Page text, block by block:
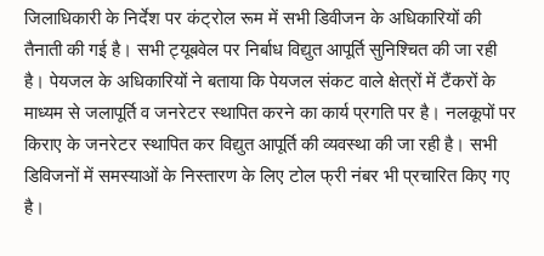
जिलाधिकारी के निर्देश पर कंट्रोल रूम में सभी डिवीजन के अधिकारियों की
तैनाती की गई है। सभी ट्यूबवेल पर निर्बाध विद्युत आपूर्ति सुनिश्चित की जा रही
है। पेयजल के अधिकारियों ने बताया कि पेयजल संकट वाले क्षेत्रों में टैंकरों के
माध्यम से जलापूर्ति व जनरेटर स्थापित करने का कार्य प्रगति पर है। नलकूपों पर
किराए के जनरेटर स्थापित कर विद्युत आपूर्ति की व्यवस्था की जा रही है। सभी
डिविजनों में समस्याओं के निस्तारण के लिए टोल फ्री नंबर भी प्रचारित किए गए
है।